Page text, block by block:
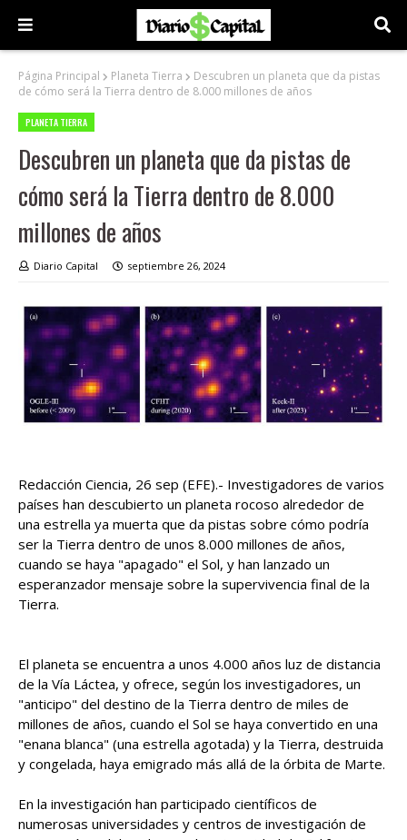
Página Principal Planeta Tierra
Descubren un planeta que da pistas
de cómo será la Tierra dentro de 8.000 millones de años
PLANETA TIERRA
Descubren un planeta que da pistas de
cómo será la Tierra dentro de 8.000
millones de años
Diario Capital septiembre 26, 2024
Redacción Ciencia, 26 sep (EFE).- Investigadores de varios
países han descubierto un planeta rocoso alrededor de
una estrella ya muerta que da pistas sobre cómo podría
ser la Tierra dentro de unos 8.000 millones de años,
cuando se haya "apagado" el Sol, y han lanzado un
esperanzador mensaje sobre la supervivencia final de la
Tierra.
El planeta se encuentra a unos 4.000 años luz de distancia
de la Vía Láctea, y ofrece, según los investigadores, un
"anticipo" del destino de la Tierra dentro de miles de
millones de años, cuando el Sol se haya convertido en una
"enana blanca" (una estrella agotada) y la Tierra, destruida
y congelada, haya emigrado más allá de la órbita de Marte.
En la investigación han participado científicos de
numerosas universidades y centros de investigación de